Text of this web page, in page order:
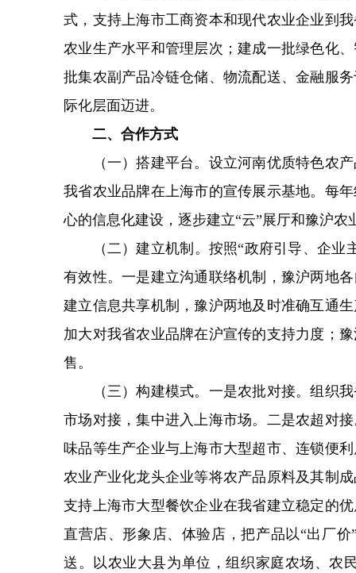
式，支持上海市工商资本和现代农业企业到
农业生产水平和管理层次；建成一批绿色化
批集农副产品冷链仓储、物流配送、金融服
际化层面迈进。
二、合作方式
（一）搭建平台。设立河南优质特色农产
我省农业品牌在上海市的宣传展示基地。每
心的信息化建设，逐步建立“云”展厅和豫沪
（二）建立机制。按照“政府引导、企业
有效性。一是建立沟通联络机制，豫沪两地
建立信息共享机制，豫沪两地及时准确互通
加大对我省农业品牌在沪宣传的支持力度；
售。
（三）构建模式。一是农批对接。组织我
市场对接，集中进入上海市场。二是农超对
味品等生产企业与上海市大型超市、连锁便
农业产业化龙头企业等将农产品原料及其制
支持上海市大型餐饮企业在我省建立稳定的
直营店、形象店、体验店，把产品以“出厂
送。以农业大县为单位，组织家庭农场、农